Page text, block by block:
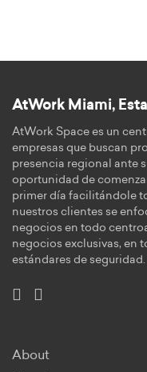
AtWork Miami,
AtWork Space es un
empresas que buscan
presencia regional ante
oportunidad de
primer día facilitándole
nuestros clientes se
negocios en todo
negocios exclusivas, en
estándares de seguridad.
About